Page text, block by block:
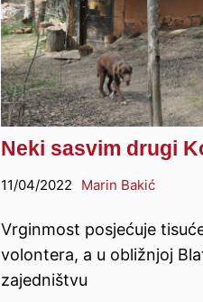
Neki sasvim drugi
11/04/2022 Marin Bakić
Vrginmost posjećuje
volontera, a u obližnjoj
zajedništvu